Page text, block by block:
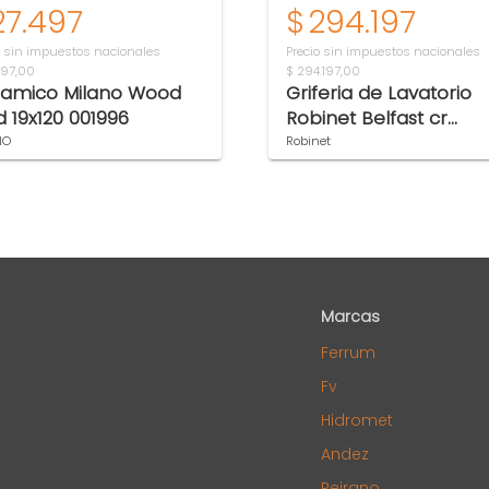
sin impuestos nacionales
Milano Wood
001996
$294.197
Precio sin impuestos nacionales
$ 294.197,00
Griferia de Lavatorio
Robinet Belfast cr
66010001
Robinet
Marcas
Ferrum
Fv
Hidromet
Andez